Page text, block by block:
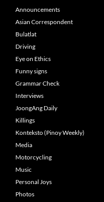
Announcements
Asian Correspondent
Bulatlat
Driving
Eye on Ethics
Funny signs
Grammar Check
Interviews
JoongAng Daily
Killings
Konteksto (Pinoy Weekly)
Media
Motorcycling
Music
Personal Joys
Photos